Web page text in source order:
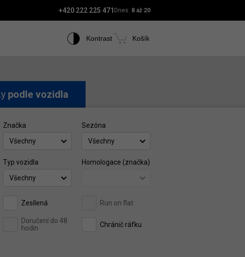
+420 222 225 471 Dnes: 8 až 20
Kontrast Košík
podle vozidla
Značka
Všechny
Sezóna
Všechny
Typ vozidla
Všechny
Homologace (značka)
Zesílená Run on flat
Doručení do 48
hodin
Chránič ráfku